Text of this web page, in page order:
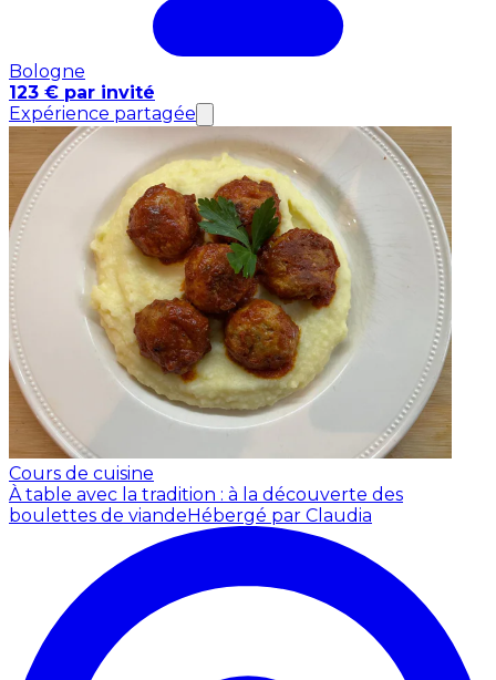
Bologne
123 € par invité
Expérience partagée
Cours de cuisine
À table avec la tradition : à la découverte des
boulettes de viandeHébergé par Claudia